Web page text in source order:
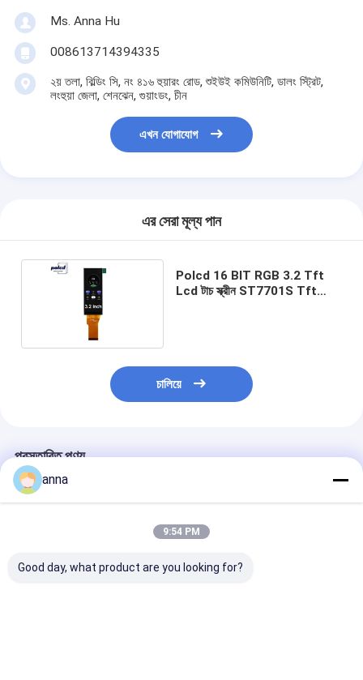
Ms. Anna Hu
008613714394335
২য় তলা, বিল্ডিং সি, নং ৪১৬ হুয়ারং রোড, শুইউই কমিউনিটি, ডালং স্ট্রিট,
লংহুয়া জেলা, শেনঝেন, গুয়াংডং, চীন
এখন যোগাযোগ
এর সেরা মূল্য পান
Polcd 16 BIT RGB 3.2 Tft
Lcd টাচ স্ক্রীন ST7701S Tft
চালিয়ে
প্রস্তাবিত পণ্য
anna
9:54 PM
Good day, what product are you looking for?